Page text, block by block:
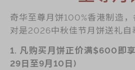
分店网络
商务销售
嫁喜须知
嫁喜礼饼
手信礼品
奇华至尊月饼100%香港制造
对是2026中秋佳节月饼送礼自
1. 凡购买月饼正价满$600即
29日至9月10日)